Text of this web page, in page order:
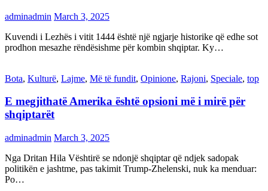
adminadmin March 3, 2025
Kuvendi i Lezhës i vitit 1444 është një ngjarje historike që edhe sot
prodhon mesazhe rëndësishme për kombin shqiptar. Ky…
Bota, Kulturë, Lajme, Më të fundit, Opinione, Rajoni, Speciale, top
E megjithatë Amerika është opsioni më i mirë për
shqiptarët
adminadmin March 3, 2025
Nga Dritan Hila Vështirë se ndonjë shqiptar që ndjek sadopak
politikën e jashtme, pas takimit Trump-Zhelenski, nuk ka menduar:
Po…